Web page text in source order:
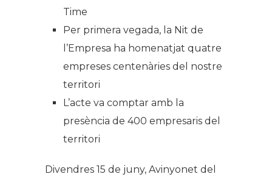
Time
Per primera vegada, la Nit de
l’Empresa ha homenatjat quatre
empreses centenàries del nostre
territori
L’acte va comptar amb la
presència de 400 empresaris del
territori
Divendres 15 de juny, Avinyonet del